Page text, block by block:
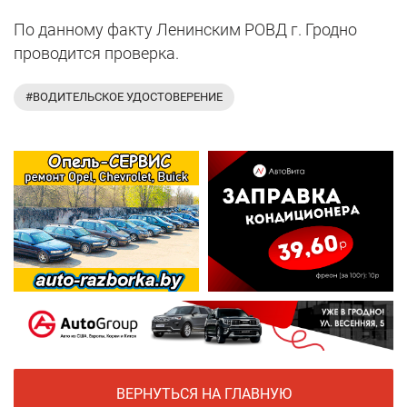
По данному факту Ленинским РОВД г. Гродно
проводится проверка.
#ВОДИТЕЛЬСКОЕ УДОСТОВЕРЕНИЕ
ВЕРНУТЬСЯ НА ГЛАВНУЮ